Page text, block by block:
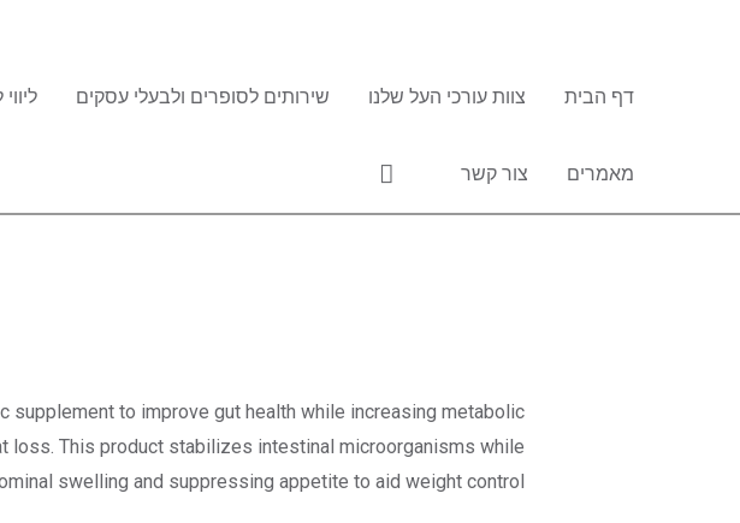
דף הבית
צוות עורכי העל שלנו שירותים לסופרים ולבעלי עסקים
מאמרים צור קשר חיפוש
supplement to improve gut health while increasing metabolic
loss. This product stabilizes intestinal microorganisms while
swelling and suppressing appetite to aid weight control.